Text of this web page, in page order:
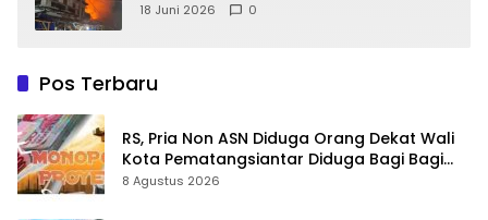
18 Juni 2026 0
Pos Terbaru
RS, Pria Non ASN Diduga Orang Dekat Wali
Kota Pematangsiantar Diduga Bagi Bagi
Proyek ke Kontraktor
8 Agustus 2026